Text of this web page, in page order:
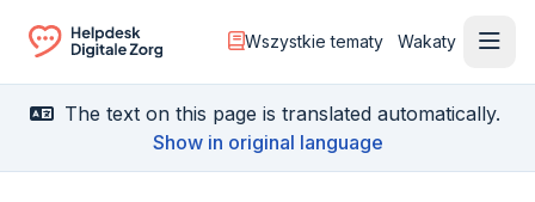
Ga naar de homepagina
Wszystkie tematy Wakaty
The text on this page is translated automatically.
Show in original language